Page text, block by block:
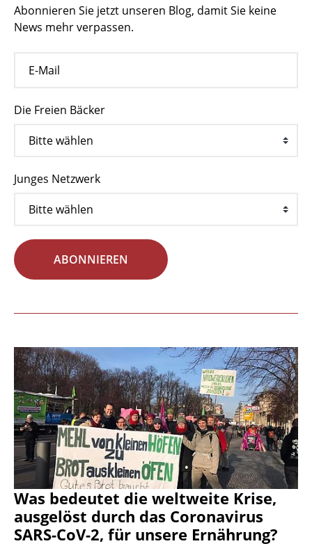
Abonnieren Sie jetzt unseren Blog, damit Sie keine
News mehr verpassen.
Die Freien Bäcker
Junges Netzwerk
ABONNIEREN
Was bedeutet die weltweite Krise,
ausgelöst durch das Coronavirus
SARS-CoV-2, für unsere Ernährung?